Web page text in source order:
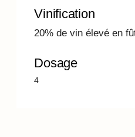
Vinification
20% de vin élevé en
Dosage
4